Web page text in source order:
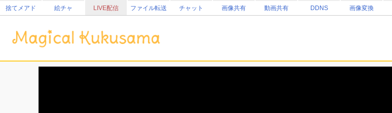
捨てメアド 絵チャ LIVE配信 ファイル転送 チャット 画像共有 動画共有 DDNS 画像変換